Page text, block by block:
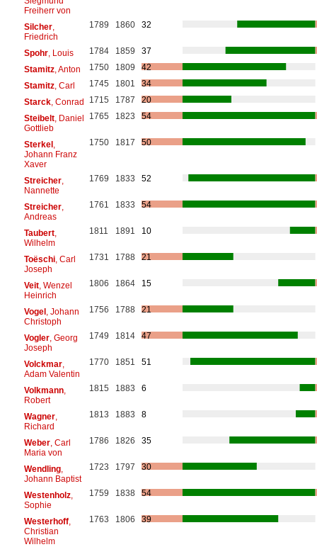
Freiherr von
Silcher,
Friedrich
1789 1860 32
Spohr, Louis 1784 1859
37
Stamitz, Anton 1750 1809
42
Stamitz, Carl 1745 1801
34
Starck, Conrad 1715 1787
20
Steibelt, Daniel
Gottlieb
1765 1823 54
Sterkel,
Johann Franz
Xaver
1750 1817 50
Streicher,
Nannette
1769 1833 52
Streicher,
Andreas
1761 1833 54
Taubert,
Wilhelm
1811 1891 10
Toëschi, Carl
Joseph
1731 1788 21
Veit, Wenzel
Heinrich
1806 1864 15
Vogel, Johann
Christoph
1756 1788 21
Vogler, Georg
Joseph
1749 1814 47
Volckmar,
Adam Valentin
1770 1851 51
Volkmann,
Robert
1815 1883 6
Wagner,
Richard
1813 1883 8
Weber, Carl
Maria von
1786 1826 35
Wendling,
Johann Baptist
1723 1797 30
Westenholz,
Sophie
1759 1838 54
Westerhoff,
Christian
Wilhelm
1763 1806 39